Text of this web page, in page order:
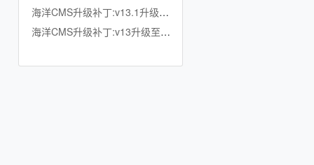
海洋CMS升级补丁:v13.1升级至v13.2
海洋CMS升级补丁:v13升级至v13.1